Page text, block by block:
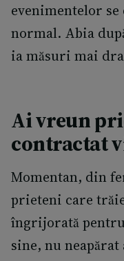
evenimentelor
normal. Abia
ia măsuri mai
Ai vreun
contractat
Momentan, din
prieteni care
îngrijorată
sine, nu